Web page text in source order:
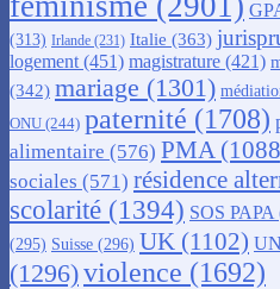
(313) Irlande (231) Italie (363)
logement (451) magistrature (421)
(342) mariage (1301)
ONU (244) paternité (1708)
alimentaire (576) PMA
sociales (571) résidence
scolarité (1394) SOS PAPA
(295) Suisse (296) UK (1102)
(1296)violence (1692)